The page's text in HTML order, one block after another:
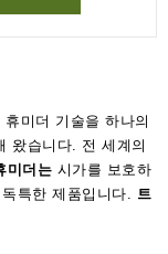
미더 기술을 하나의
왔습니다. 전 세계의
미더는 시가를 보호하
특한 제품입니다. 트